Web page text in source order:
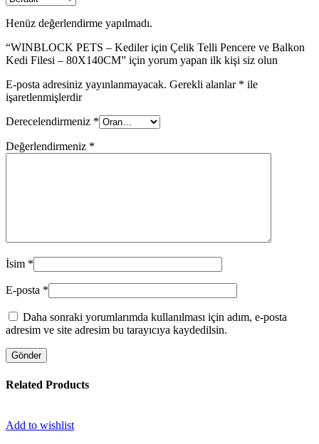
Henüz değerlendirme yapılmadı.
“WINBLOCK PETS – Kediler için Çelik Telli Pencere ve Balkon
Kedi Filesi – 80X140CM” için yorum yapan ilk kişi siz olun
E-posta adresiniz yayınlanmayacak. Gerekli alanlar * ile
işaretlenmişlerdir
Derecelendirmeniz *
Değerlendirmeniz *
İsim *
E-posta *
Daha sonraki yorumlarımda kullanılması için adım, e-posta
adresim ve site adresim bu tarayıcıya kaydedilsin.
Related Products
Add to wishlist